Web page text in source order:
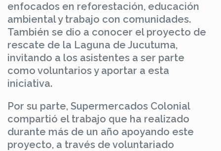
enfocados en reforestación, educación
ambiental y trabajo con comunidades.
También se dio a conocer el proyecto de
rescate de la Laguna de Jucutuma,
invitando a los asistentes a ser parte
como voluntarios y aportar a esta
iniciativa.
Por su parte, Supermercados Colonial
compartió el trabajo que ha realizado
durante más de un año apoyando este
proyecto, a través de voluntariado